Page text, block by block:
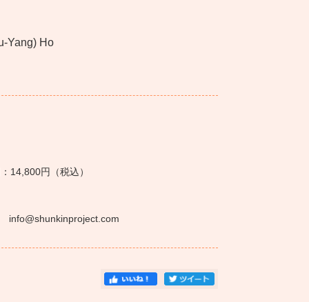
Yang) Ho
14,800円（税込）
info@shunkinproject.com